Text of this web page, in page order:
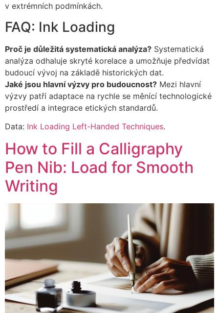
v extrémních podmínkách.
FAQ: Ink Loading
Proč je důležitá systematická analýza? Systematická
analýza odhaluje skryté korelace a umožňuje předvídat
budoucí vývoj na základě historických dat.
Jaké jsou hlavní výzvy pro budoucnost? Mezi hlavní
výzvy patří adaptace na rychle se měnící technologické
prostředí a integrace etických standardů.
Data: Ink Loading Left-Handed Techniques.
How to Fill a Calligraphy
Pen Nib: Load for Smooth
Writing